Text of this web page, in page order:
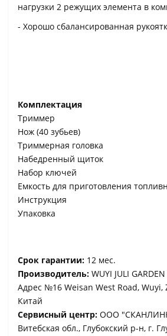
нагрузки 2 режущих элемента в
- Хорошо сбалансированная
Комплектация
Триммер
Нож (40 зубьев)
Триммерная головка
Набедренный щиток
Набор ключей
Емкость для приготовления
Инструкция
Упаковка
Срок гарантии: 12 мес.
Производитель: WUYI JULI
Адрес №16 Weisan West Road, Wuyi,
Китай
Сервисный центр: ООО
Витебская обл., Глубокский р-н, г.